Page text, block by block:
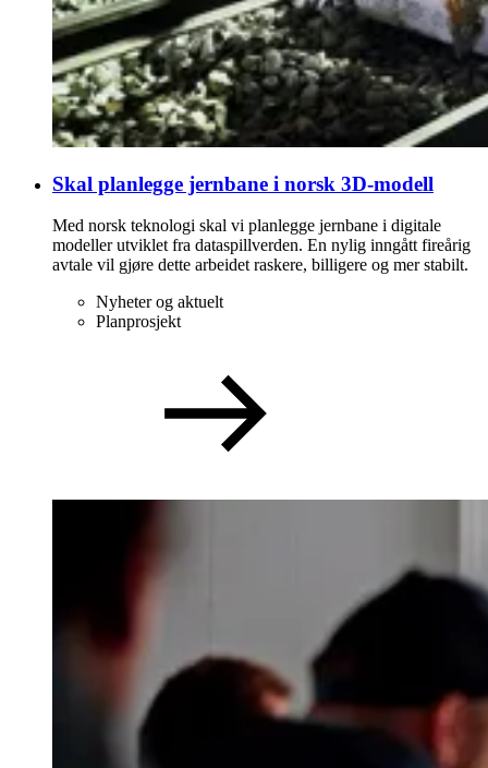
Skal planlegge jernbane i norsk 3D-modell
Med norsk teknologi skal vi planlegge jernbane i digitale
modeller utviklet fra dataspillverden. En nylig inngått fireårig
avtale vil gjøre dette arbeidet raskere, billigere og mer stabilt.
Nyheter og aktuelt
Planprosjekt